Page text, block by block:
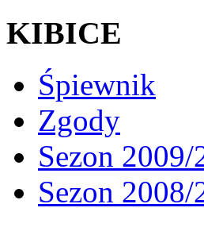
KIBICE
Śpiewnik
Zgody
Sezon 2009/
Sezon 2008/